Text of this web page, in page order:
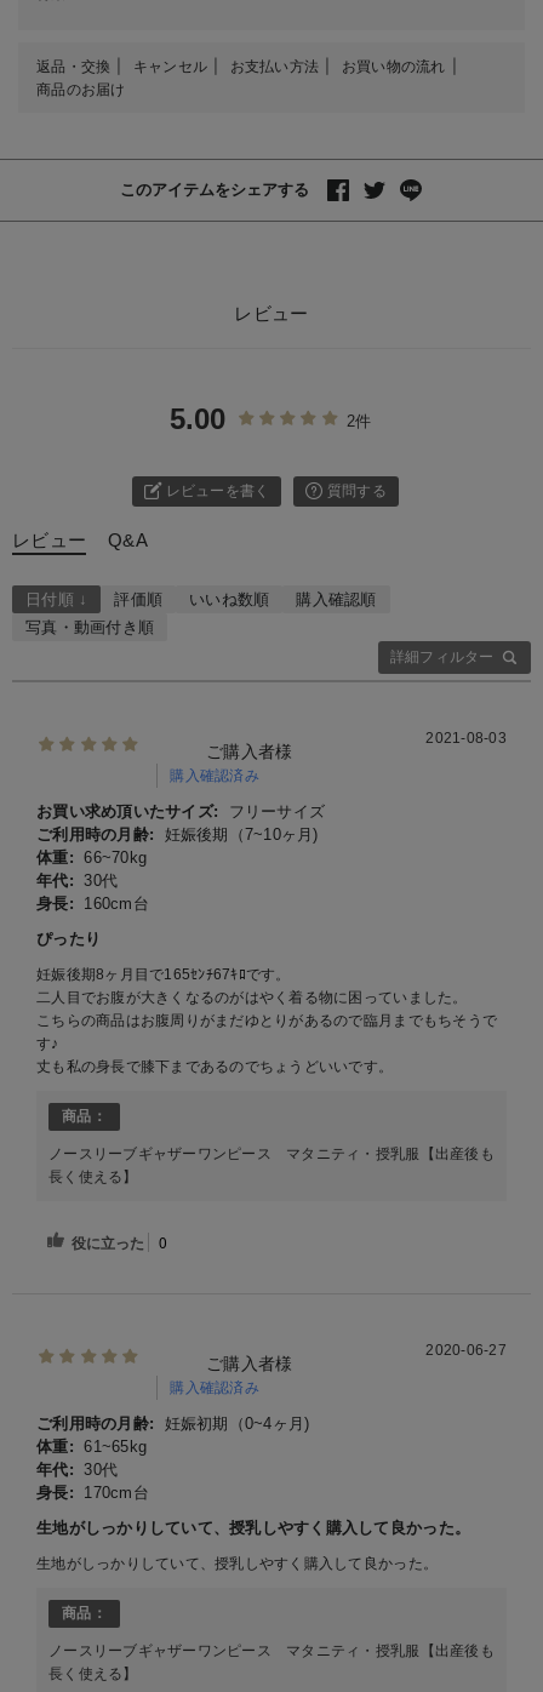
返品・交換 キャンセル お支払い方法
お買い物の流れ
商品のお届け
このアイテムをシェアする
レビュー
5.00 2件
レビューを書く 質問する
レビュー Q&A
詳細フィルター
日付順 ↓ 評価順 いいね数順
購入確認順
写真・動画付き順
ご購入者様
購入確認済み
2021-08-03
お買い求め頂いたサイズ:
フリーサイズ
ご利用時の月齢:
妊娠後期（7~10ヶ月)
体重: 66~70kg
年代:
30代
身長:
160cm台
ぴったり
妊娠後期8ヶ月目で165ｾﾝﾁ67ｷﾛです。
二人目でお腹が大きくなるのがはやく着る物に困っていました。
こちらの商品はお腹周りがまだゆとりがあるので臨月までもちそうで
す♪
丈も私の身長で膝下まであるのでちょうどいいです。
商品：
ノースリーブギャザーワンピース マタニティ・授乳服【出産後も
長く使える】
役に立った 0
ご購入者様
購入確認済み
2020-06-27
ご利用時の月齢:
妊娠初期（0~4ヶ月)
体重: 61~65kg
年代:
30代
身長:
170cm台
生地がしっかりしていて、授乳しやすく購入して良かった。
生地がしっかりしていて、授乳しやすく購入して良かった。
商品：
ノースリーブギャザーワンピース マタニティ・授乳服【出産後も
長く使える】